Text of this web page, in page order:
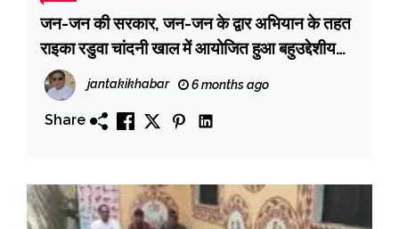
जन-जन की सरकार, जन-जन के द्वार अभियान के तहत
राइका रडुवा चांदनी खाल में आयोजित हुआ बहुउद्देशीय
शिविर
jantakikhabar 6 months ago
Share